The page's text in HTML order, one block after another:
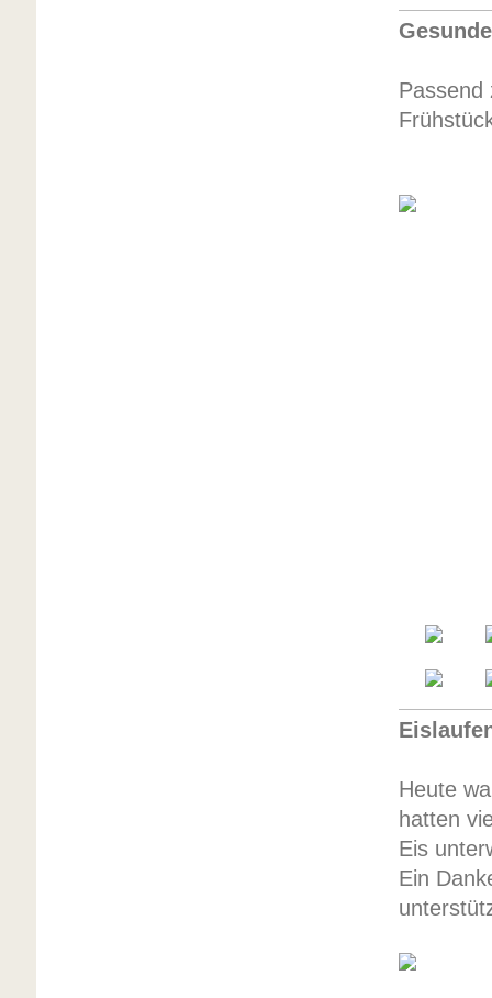
Passend
Heute
hatten
Eis
Ein